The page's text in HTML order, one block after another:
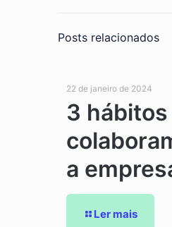
Posts relacionados
22 de janeiro de 2024
3
a
Ler mais